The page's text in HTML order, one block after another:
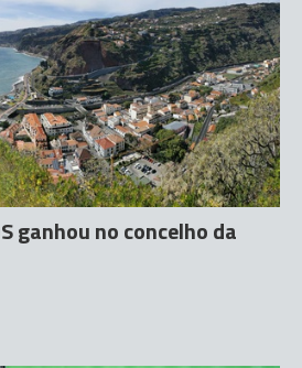
ganhou no concelho da